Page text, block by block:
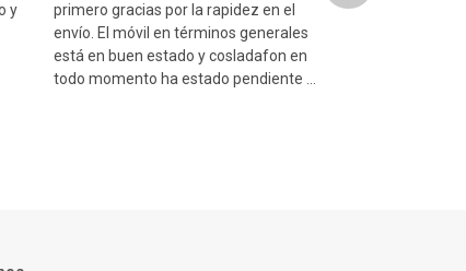
y
primero gracias por la rapidez en el
envío. El móvil en términos generales
está en buen estado y cosladafon en
todo momento ha estado pendiente de
fue muy